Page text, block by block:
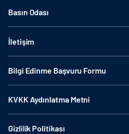
Basın Odası
İletişim
Bilgi Edinme Başvuru Formu
KVKK Aydınlatma Metni
Gizlilik Politikası